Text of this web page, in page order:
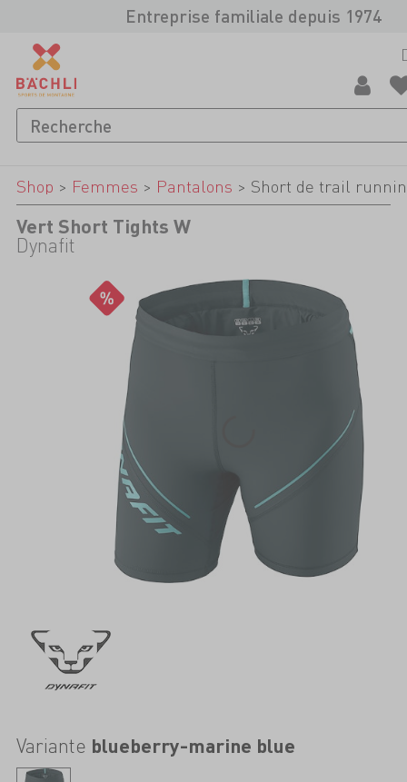
Entreprise familiale depuis 1974
Shop > Femmes > Pantalons > Short de trail
Vert Short Tights W
Dynafit
Variante blueberry-marine blue